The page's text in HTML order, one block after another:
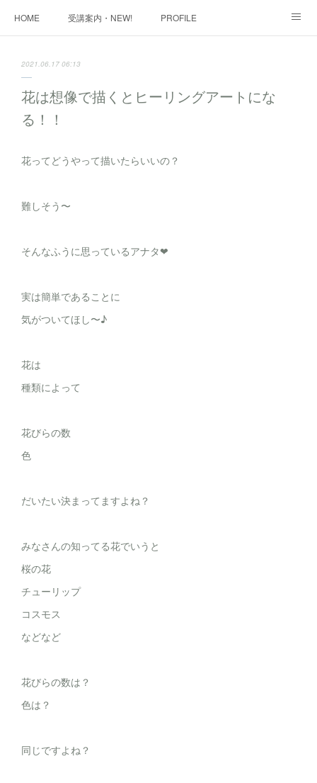
HOME 受講案内・NEW! PROFILE
全国・講師リスト
2021.06.17 06:13
花は想像で描くとヒーリングアートにな
る！！
花ってどうやって描いたらいいの？
難しそう〜
そんなふうに思っているアナタ❤
実は簡単であることに
気がついてほし〜♪
花は
種類によって
花びらの数
色
だいたい決まってますよね？
みなさんの知ってる花でいうと
桜の花
チューリップ
コスモス
などなど
花びらの数は？
色は？
同じですよね？